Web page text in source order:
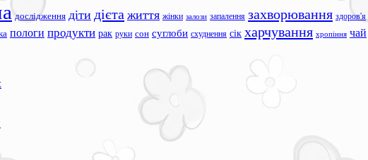
дослідження діти дієта життя жінки залози запалення захворювання здоров'я
пологи продукти рак руки сон суглоби схуднення сік харчування хропіння чай